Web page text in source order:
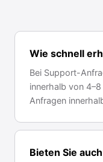
Wie schnell
Bei Support-
innerhalb von
Anfragen
Bieten Sie